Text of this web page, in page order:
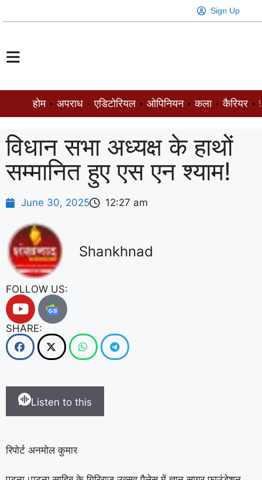
Sign Up
होम अपराध एडिटोरियल ओपिनियन कला कैरियर
विधान सभा अध्यक्ष के हाथों
सम्मानित हुए एस एन श्याम!
June 30, 2025 12:27 am
Shankhnad
FOLLOW US:
SHARE:
Listen to this
रिपोर्ट अनमोल कुमार